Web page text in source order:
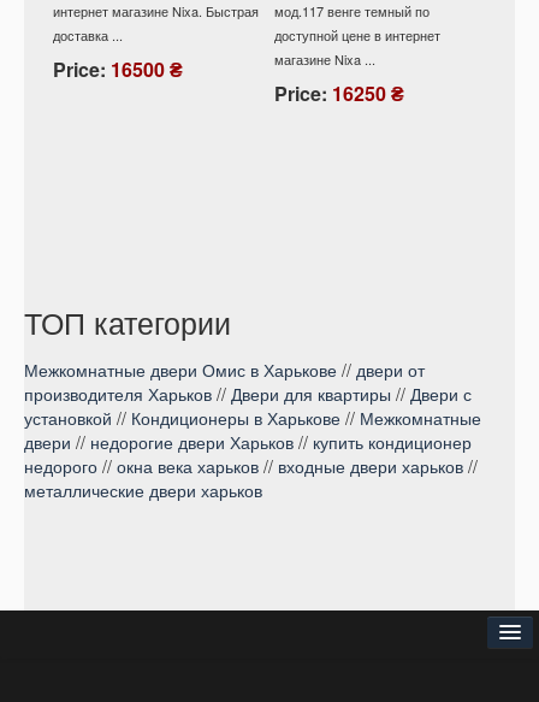
интернет магазине Nixa. Быстрая
доставка ...
Price: 16500 ₴
мод.117 венге темный по
доступной цене в интернет
магазине Nixa ...
Price: 16250 ₴
ТОП категории
Межкомнатные двери Омис в Харькове // двери от
производителя Харьков // Двери для квартиры // Двери с
установкой // Кондиционеры в Харькове // Межкомнатные
двери // недорогие двери Харьков // купить кондиционер
недорого // окна века харьков // входные двери харьков //
металлические двери харьков